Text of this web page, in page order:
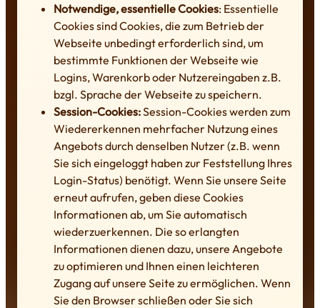
Notwendige, essentielle Cookies: Essentielle
Cookies sind Cookies, die zum Betrieb der
Webseite unbedingt erforderlich sind, um
bestimmte Funktionen der Webseite wie
Logins, Warenkorb oder Nutzereingaben z.B.
bzgl. Sprache der Webseite zu speichern.
Session-Cookies:Session-Cookies werden zum
Wiedererkennen mehrfacher Nutzung eines
Angebots durch denselben Nutzer (z.B. wenn
Sie sich eingeloggt haben zur Feststellung Ihres
Login-Status) benötigt. Wenn Sie unsere Seite
erneut aufrufen, geben diese Cookies
Informationen ab, um Sie automatisch
wiederzuerkennen. Die so erlangten
Informationen dienen dazu, unsere Angebote
zu optimieren und Ihnen einen leichteren
Zugang auf unsere Seite zu ermöglichen. Wenn
Sie den Browser schließen oder Sie sich